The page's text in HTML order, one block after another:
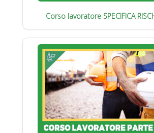
Corso lavoratore SPECIFICA